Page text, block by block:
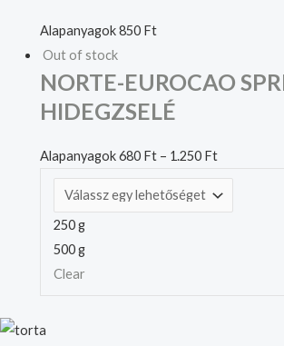
Alapanyagok850 Ft
Out of stock
NORTE-EUROCAO
HIDEGZSELÉ
Alapanyagok680 Ft– 1.250 Ft
250 g
500 g
Clear